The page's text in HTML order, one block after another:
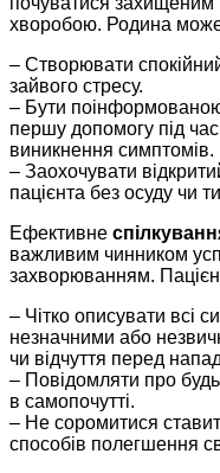
хворобою. Родина
– Створювати
зайвого стресу.
– Бути поінформованою
першу допомогу під
виникнення симптомів.
– Заохочувати
пацієнта без осуду чи
Ефективне
важливим чинником
захворюванням.
– Чітко описувати всі
незначними або
чи відчуття перед
– Повідомляти про
в самопочутті.
– Не соромитися
способів полегшення